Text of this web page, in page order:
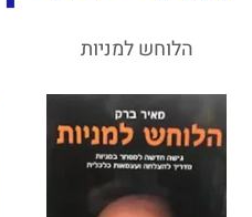
הלוחש למניות